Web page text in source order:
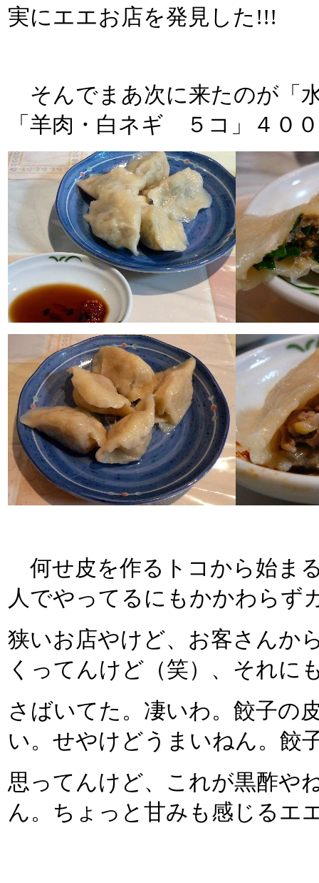
実にエエお店を発見した!!!
そんでまあ次に来たのが「
「羊肉・白ネギ ５コ」４０
何せ皮を作るトコから始ま
人でやってるにもかかわらず
狭いお店やけど、お客さんか
くってんけど（笑）、それに
さばいてた。凄いわ。餃子の
い。せやけどうまいねん。餃
思ってんけど、これが黒酢や
ん。ちょっと甘みも感じるエ